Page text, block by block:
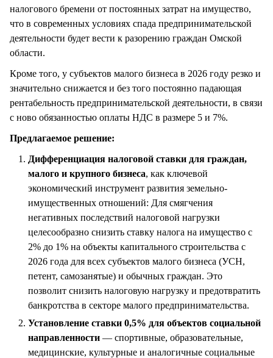
налогового бремени от постоянных затрат на имущество,
что в современных условиях спада предпринимательской
деятельности будет вести к разорению граждан Омской
области.
Кроме того, у субъектов малого бизнеса в 2026 году резко и
значительно снижается и без того постоянно падающая
рентабельность предпринимательской деятельности, в связи
с ново обязанностью оплаты НДС в размере 5 и 7%.
Предлагаемое решение:
Дифференциация налоговой ставки для граждан,
малого и крупного бизнеса, как ключевой
экономический инструмент развития земельно-
имущественных отношений: Для смягчения
негативных последствий налоговой нагрузки
целесообразно снизить ставку налога на имущество с
2% до 1% на объекты капитального строительства с
2026 года для всех субъектов малого бизнеса (УСН,
петент, самозанятые) и обычных граждан. Это
позволит снизить налоговую нагрузку и предотвратить
банкротства в секторе малого предпринимательства.
Установление ставки 0,5% для объектов социальной
направленности — спортивные, образовательные,
медицинские, культурные и аналогичные социальные